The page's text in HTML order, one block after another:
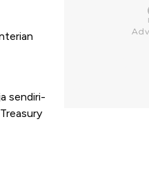
sendiri-